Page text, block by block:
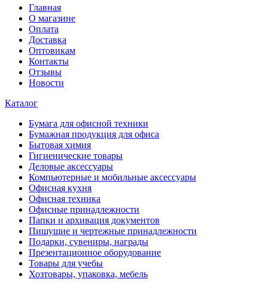
Главная
О магазине
Оплата
Доставка
Оптовикам
Контакты
Отзывы
Новости
Каталог
Бумага для офисной техники
Бумажная продукция для офиса
Бытовая химия
Гигиенические товары
Деловые аксессуары
Компьютерные и мобильные аксессуары
Офисная кухня
Офисная техника
Офисные принадлежности
Папки и архивация документов
Пишущие и чертежные принадлежности
Подарки, сувениры, награды
Презентационное оборудование
Товары для учебы
Хозтовары, упаковка, мебель